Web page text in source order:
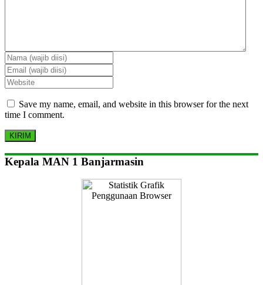
Save my name, email, and website in this browser for the next
time I comment.
Kepala MAN 1 Banjarmasin